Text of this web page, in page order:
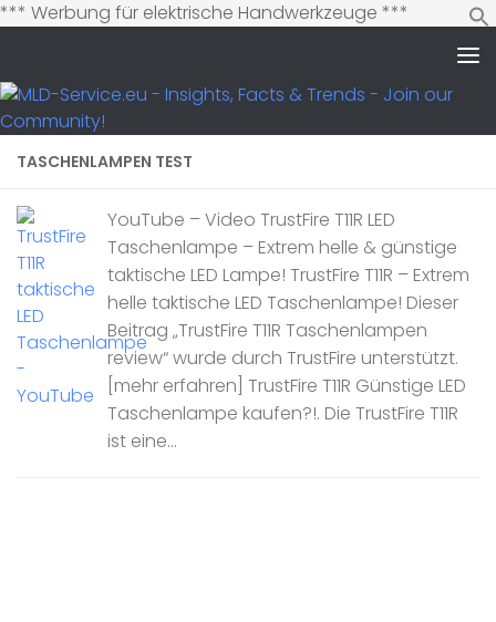
*** Werbung für elektrische Handwerkzeuge ***
Inhalt
TASCHENLAMPEN TEST
YouTube – Video TrustFire T11R LED
Taschenlampe – Extrem helle & günstige
taktische LED Lampe! TrustFire T11R – Extrem
helle taktische LED Taschenlampe! Dieser
Beitrag „TrustFire T11R Taschenlampen
review“ wurde durch TrustFire unterstützt.
[mehr erfahren] TrustFire T11R Günstige LED
Taschenlampe kaufen?!. Die TrustFire T11R
ist eine...